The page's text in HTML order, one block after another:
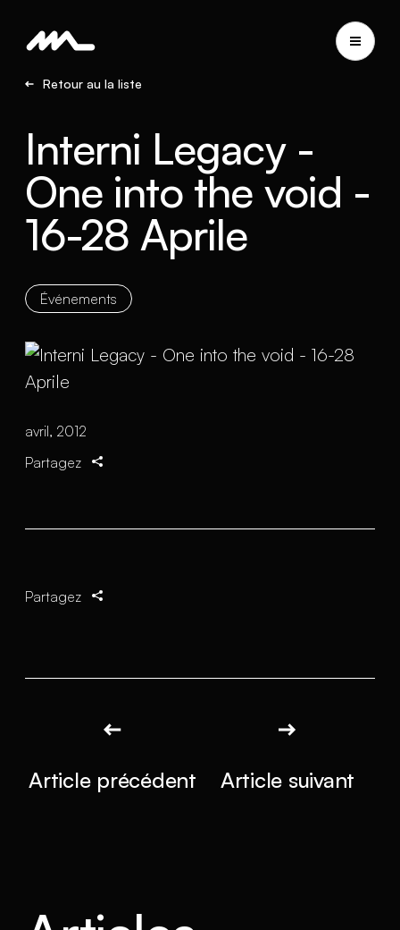
Retour au la liste
Interni Legacy -
One into the void -
16-28 Aprile
Événements
avril, 2012
Partagez
Partagez
Article précédent Article suivant